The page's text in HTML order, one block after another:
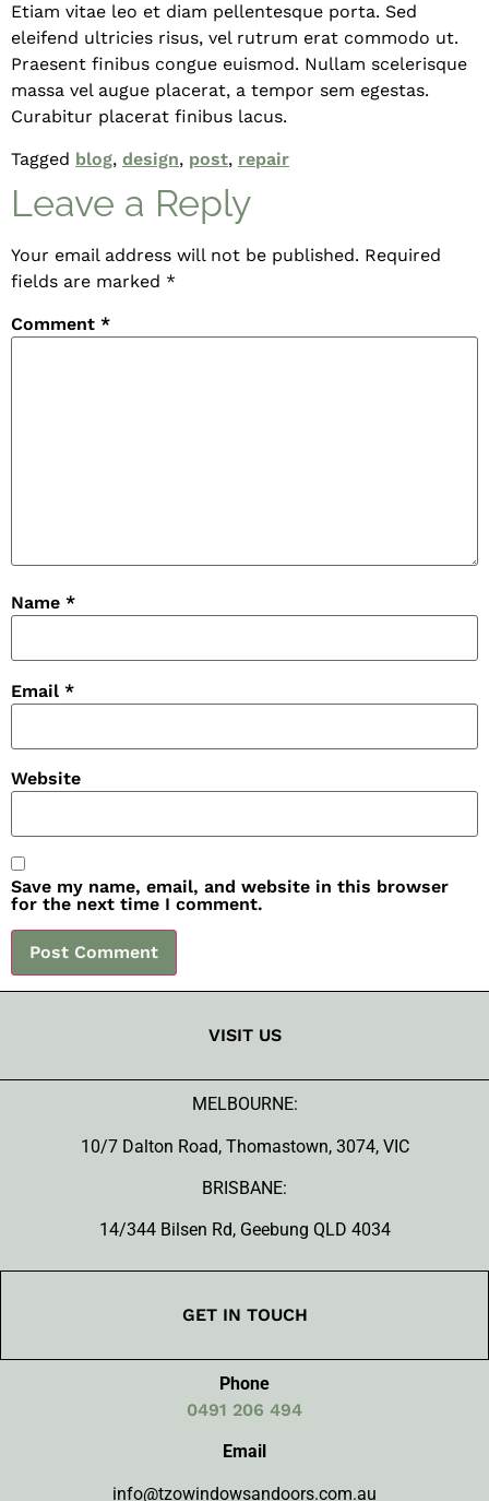
Etiam vitae leo et diam pellentesque porta. Sed
eleifend ultricies risus, vel rutrum erat commodo ut.
Praesent finibus congue euismod. Nullam scelerisque
massa vel augue placerat, a tempor sem egestas.
Curabitur placerat finibus lacus.
Tagged blog, design, post, repair
Leave a Reply
Your email address will not be published. Required
fields are marked *
Comment *
Name *
Email *
Website
Save my name, email, and website in this browser
for the next time I comment.
VISIT US
MELBOURNE:
10/7 Dalton Road, Thomastown, 3074, VIC
BRISBANE:
14/344 Bilsen Rd, Geebung QLD 4034
GET IN TOUCH
Phone
0491 206 494
Email
info@tzowindowsandoors.com.au